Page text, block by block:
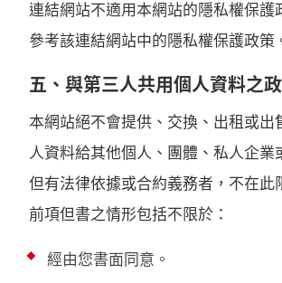
連結網站不適用本網站的隱私權保護
參考該連結網站中的隱私權保護政策
五、與第三人共用個人資料之
本網站絕不會提供、交換、出租或出
人資料給其他個人、團體、私人企業
但有法律依據或合約義務者，不在此
前項但書之情形包括不限於：
經由您書面同意。